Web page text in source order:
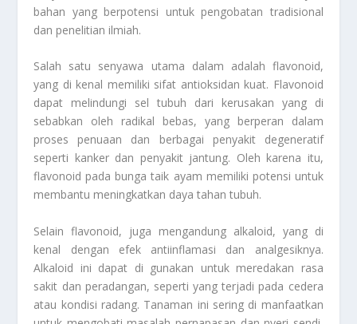
bahan yang berpotensi untuk pengobatan tradisional
dan penelitian ilmiah.
Salah satu senyawa utama dalam adalah flavonoid,
yang di kenal memiliki sifat antioksidan kuat. Flavonoid
dapat melindungi sel tubuh dari kerusakan yang di
sebabkan oleh radikal bebas, yang berperan dalam
proses penuaan dan berbagai penyakit degeneratif
seperti kanker dan penyakit jantung. Oleh karena itu,
flavonoid pada bunga taik ayam memiliki potensi untuk
membantu meningkatkan daya tahan tubuh.
Selain flavonoid, juga mengandung alkaloid, yang di
kenal dengan efek antiinflamasi dan analgesiknya.
Alkaloid ini dapat di gunakan untuk meredakan rasa
sakit dan peradangan, seperti yang terjadi pada cedera
atau kondisi radang. Tanaman ini sering di manfaatkan